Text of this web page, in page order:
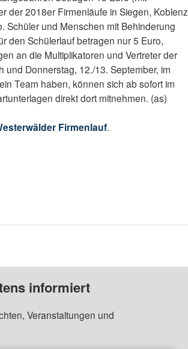
der 2018er Firmenläufe in Siegen, Koblenz
Schüler und Menschen mit Behinderung
den Schülerlauf betragen nur 5 Euro,
an die Multiplikatoren und Vertreter der
und Donnerstag, 12./13. September, im
Team haben, können sich ab sofort im
direkt dort mitnehmen. (as)
Firmenlauf.
informiert
Veranstaltungen und